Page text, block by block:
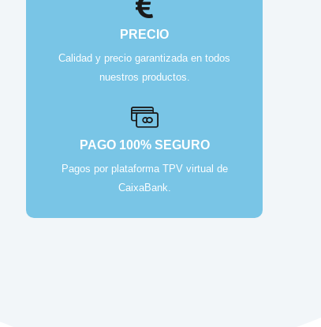
PRECIO
Calidad y precio garantizada en todos
nuestros productos.
PAGO 100% SEGURO
Pagos por plataforma TPV virtual de
CaixaBank.